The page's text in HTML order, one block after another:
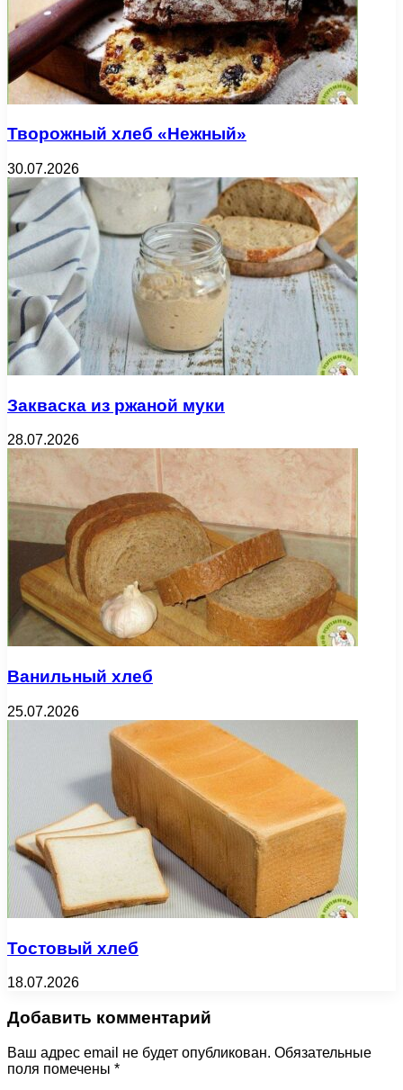
Творожный хлеб «Нежный»
30.07.2026
Закваска из ржаной муки
28.07.2026
Ванильный хлеб
25.07.2026
Тостовый хлеб
18.07.2026
Добавить комментарий
Ваш адрес email не будет опубликован. Обязательные
поля помечены *